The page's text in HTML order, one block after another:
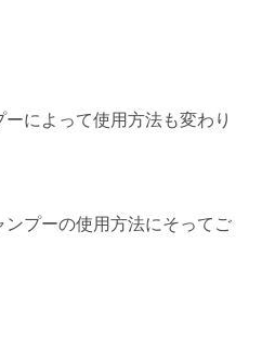
によって使用方法も変わり
プーの使用方法にそってご